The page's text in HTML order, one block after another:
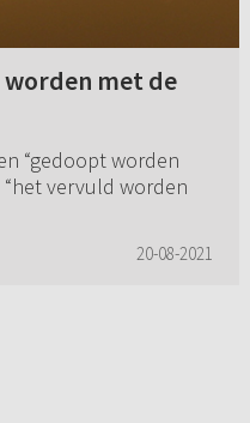
met de
“gedoopt worden
“het vervuld worden
20-08-2021